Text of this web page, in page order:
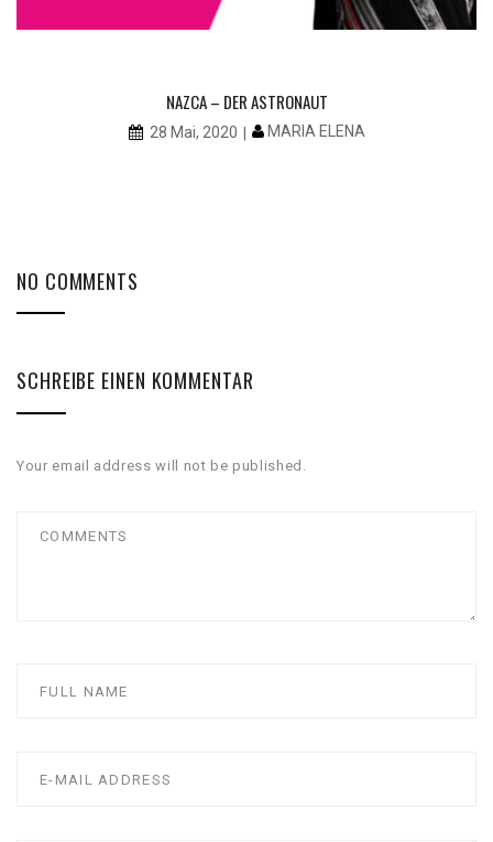
NAZCA – DER ASTRONAUT
28 Mai, 2020 MARIA ELENA
NO COMMENTS
SCHREIBE EINEN KOMMENTAR
Your email address will not be published.